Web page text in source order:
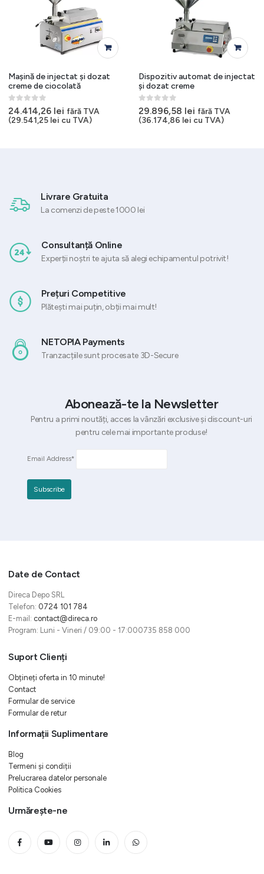
Mașină de injectat și dozat
creme de ciocolată
0out of 5
24.414,26 lei fără TVA
(29.541,25 lei cu TVA)
Dispozitiv automat de injectat
și dozat creme
0out of 5
29.896,58 lei fără TVA
(36.174,86 lei cu TVA)
Livrare Gratuita
La comenzi de peste 1000 lei
Consultanță Online
Experții noștri te ajuta să alegi echipamentul potrivit!
Prețuri Competitive
Plătești mai puțin, obții mai mult!
NETOPIA Payments
Tranzacțiile sunt procesate 3D-Secure
Abonează-te la Newsletter
Pentru a primi noutăți, acces la vânzări exclusive și discount-uri
pentru cele mai importante produse!
Email Address*
Date de Contact
Direca Depo SRL
Telefon: 0724 101 784
E-mail: contact@direca.ro
Program: Luni - Vineri / 09:00 - 17:000735 858 000
Suport Clienți
Obțineți oferta in 10 minute!
Contact
Formular de service
Formular de retur
Informații Suplimentare
Blog
Termeni și condiții
Prelucrarea datelor personale
Politica Cookies
Urmărește-ne